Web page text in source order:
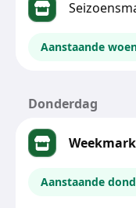
Aanstaande
Donderdag
Aanstaande